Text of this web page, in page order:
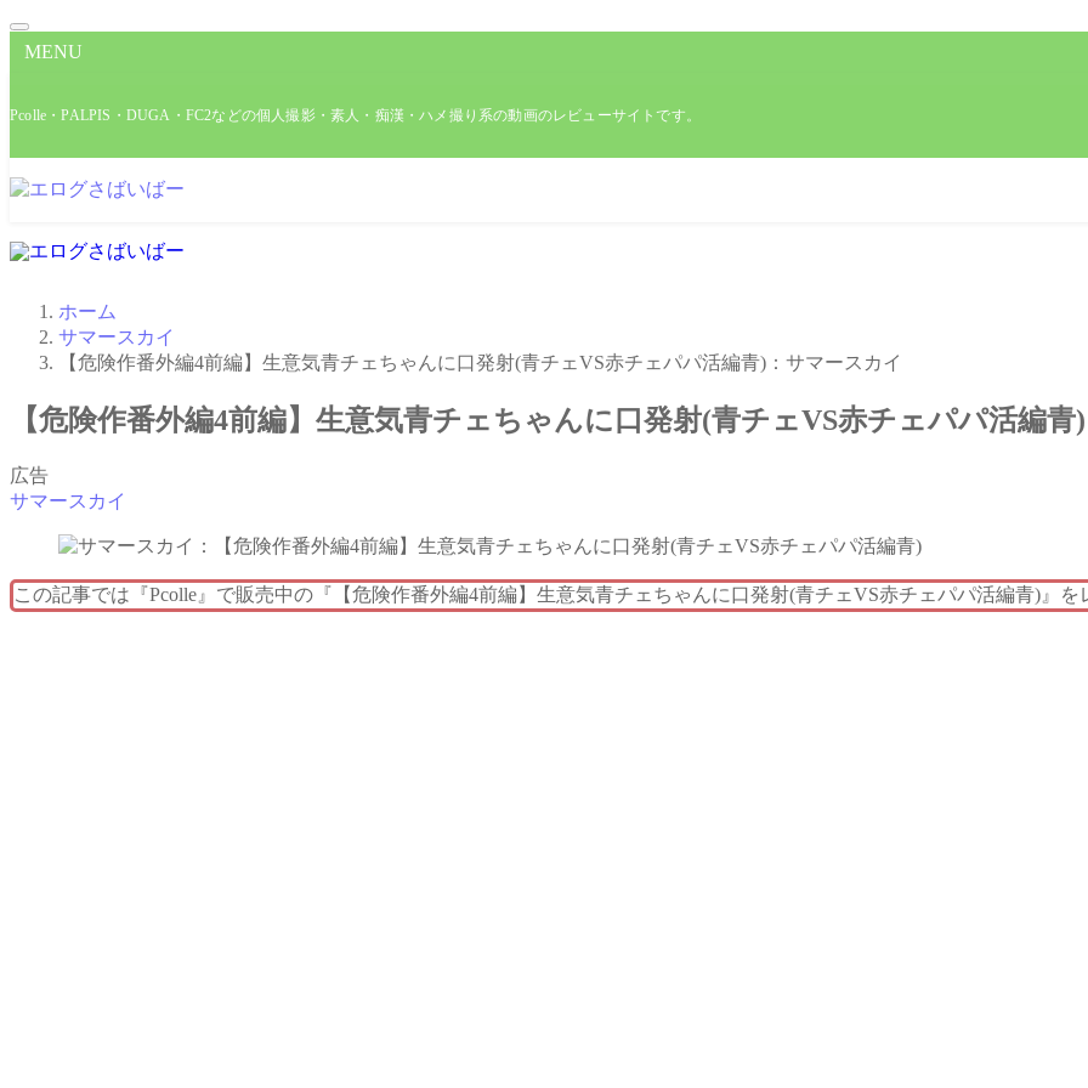
MENU
Pcolle・PALPIS・DUGA・FC2などの個人撮影・素人・痴漢・ハメ撮り系の動画のレビューサイトです。
ホーム
サマースカイ
【危険作番外編4前編】生意気青チェちゃんに口発射(青チェVS赤チェパパ活編青)：サマースカイ
【危険作番外編4前編】生意気青チェちゃんに口発射(青チェVS赤チェパパ活編
広告
サマースカイ
この記事では『Pcolle』で販売中の『【危険作番外編4前編】生意気青チェちゃんに口発射(青チェVS赤チェパパ活編青)』を